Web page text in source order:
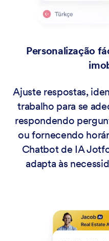
Personalização
Ajuste respostas,
trabalho para se
respondendo
ou fornecendo
Chatbot de IA
adapta às